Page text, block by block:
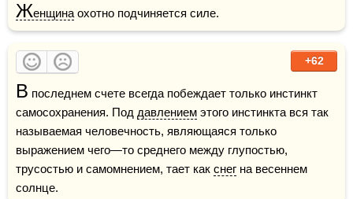
Женщина охотно подчиняется силе.
+62
В последнем счете всегда побеждает только инстинкт
самосохранения. Под давлением этого инстинкта вся так
называемая человечность, являющаяся только
выражением чего—то среднего между глупостью,
трусостью и самомнением, тает как снег на весеннем
солнце.